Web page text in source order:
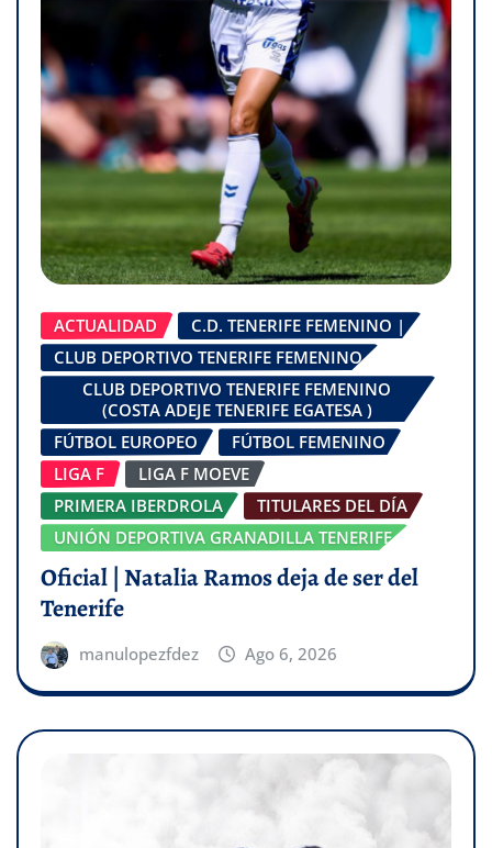
ACTUALIDAD
C.D. TENERIFE FEMENINO |
CLUB DEPORTIVO TENERIFE FEMENINO
CLUB DEPORTIVO TENERIFE FEMENINO
(COSTA ADEJE TENERIFE EGATESA )
FÚTBOL EUROPEO
FÚTBOL FEMENINO
LIGA F
LIGA F MOEVE
PRIMERA IBERDROLA
TITULARES DEL DÍA
UNIÓN DEPORTIVA GRANADILLA TENERIFE
Oficial | Natalia Ramos deja de ser del
Tenerife
manulopezfdez Ago 6, 2026